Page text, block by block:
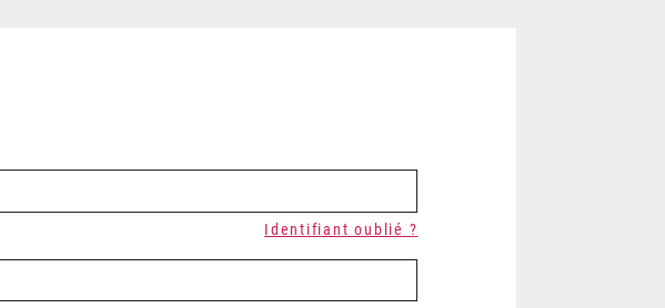
Identifiant oublié ?